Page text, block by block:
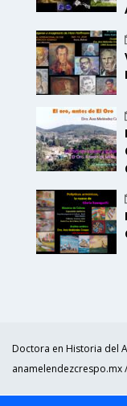
Doctora en Historia del
anamelendezcrespo.mx